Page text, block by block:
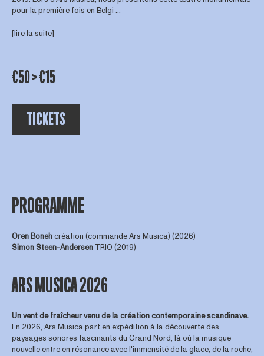
pour la première fois en Belgi ...
[lire la suite]
€50 > €15
TICKETS
PROGRAMME
Oren Bonehcréation (commande Ars Musica) (2026)
Simon Steen-Andersen TRIO (2019)
ARS MUSICA 2026
Un vent de fraîcheur venu de la création contemporaine scandinave.
En 2026, Ars Musica part en expédition à la découverte des
paysages sonores fascinants du Grand Nord, là où la musique
nouvelle entre en résonance avec l'immensité de la glace, de la roche,